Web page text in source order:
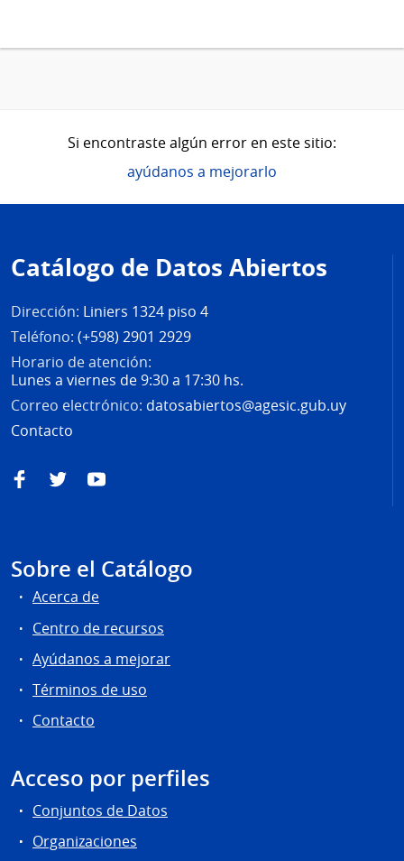
Si encontraste algún error en este sitio:
ayúdanos a mejorarlo
de
página
Catálogo de Datos Abiertos
Dirección: Liniers 1324 piso 4
Teléfono: (+598) 2901 2929
Horario de atención:
Lunes a viernes de 9:30 a 17:30 hs.
Correo electrónico: datosabiertos@agesic.gub.uy
Contacto
FacebookTwitterYouTube
Sobre el Catálogo
Acerca de
Centro de recursos
Ayúdanos a mejorar
Términos de uso
Contacto
Acceso por perfiles
Conjuntos de Datos
Organizaciones